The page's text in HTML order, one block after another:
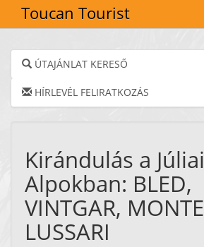
Toucan Tourist
ÚTAJÁNLAT KERESŐ
HÍRLEVÉL FELIRATKOZÁS
Kirándulás a Júliai
Alpokban: BLED,
VINTGAR, MONTE
LUSSARI